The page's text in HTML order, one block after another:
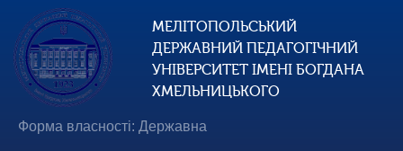
МЕЛІТОПОЛЬСЬКИЙ
ДЕРЖАВНИЙ ПЕДАГОГІЧНИЙ
УНІВЕРСИТЕТ ІМЕНІ БОГДАНА
ХМЕЛЬНИЦЬКОГО
Форма власності: Державна